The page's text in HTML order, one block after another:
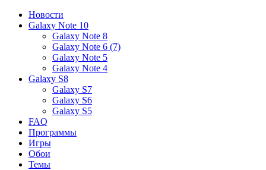
Новости
Galaxy Note 10
Galaxy Note 8
Galaxy Note 6 (7)
Galaxy Note 5
Galaxy Note 4
Galaxy S8
Galaxy S7
Galaxy S6
Galaxy S5
FAQ
Программы
Игры
Обои
Темы